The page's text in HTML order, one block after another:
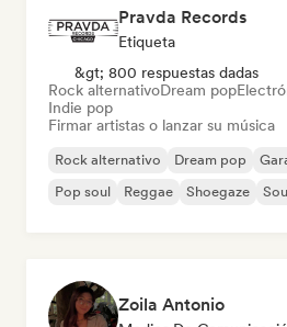
Pravda Records
Etiqueta
&gt; 800 respuestas dadas
Rock alternativoDream pop
Indie pop
Firmar artistas o lanzar su música
Rock alternativo Dream pop
Pop soul
Reggae Shoegaze
Zoila Antonio